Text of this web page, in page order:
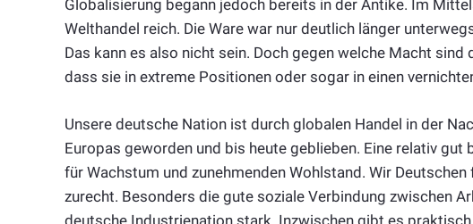
Globalisierung begann jedoch bereits in der Antike. Im
Welthandel reich. Die Ware war nur deutlich länger
Das kann es also nicht sein. Doch gegen welche Macht
dass sie in extreme Positionen oder sogar in einen
Unsere deutsche Nation ist durch globalen Handel in der
Europas geworden und bis heute geblieben. Eine relativ
für Wachstum und zunehmenden Wohlstand. Wir
zurecht. Besonders die gute soziale Verbindung zwischen
deutsche Industrienation stark. Inzwischen gibt es